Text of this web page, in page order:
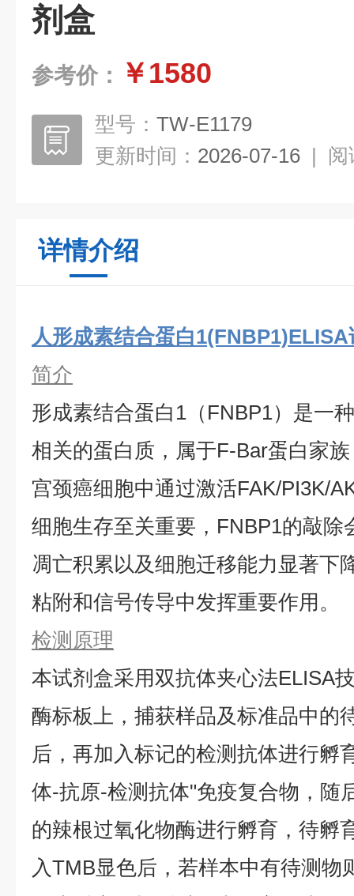
剂盒
参考价： ￥1580
型号： TW-E1179
更新时间： 2026-07-16 | 阅
详情介绍
人形成素结合蛋白1(FNBP1)ELISA
简介
形成素结合蛋白1（FNBP1）是一
相关的蛋白质，属于F-Bar蛋白家
宫颈癌细胞中通过激活FAK/PI3K/
细胞生存至关重要，FNBP1的敲除
凋亡积累以及细胞迁移能力显著下
粘附和信号传导中发挥重要作用。
检测原理
本试剂盒采用双抗体夹心法ELISA
酶标板上，捕获样品及标准品中的
后，再加入标记的检测抗体进行孵
体-抗原-检测抗体"免疫复合物，随
的辣根过氧化物酶进行孵育，待孵
入TMB显色后，若样本中有待测物